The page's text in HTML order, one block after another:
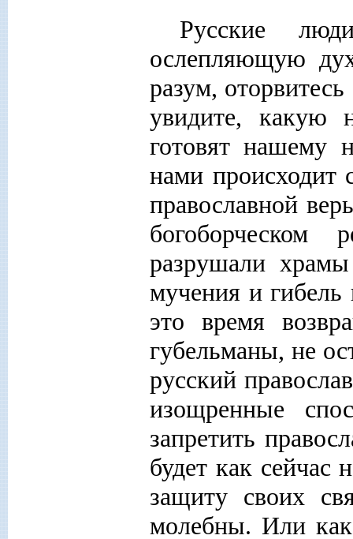
Русские
ослепляющую
разум,
увидите, какую
готовят нашему
нами происходит
православной
богоборческом
разрушали
мучения и
это время
губельманы, не
русский
изощренные
запретить
будет как сейчас
защиту своих
молебны. Или как